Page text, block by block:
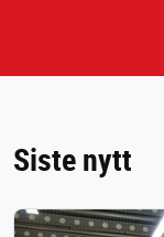
Siste nytt